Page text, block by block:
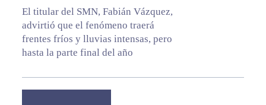
El titular del SMN, Fabián Vázquez,
advirtió que el fenómeno traerá
frentes fríos y lluvias intensas, pero
hasta la parte final del año